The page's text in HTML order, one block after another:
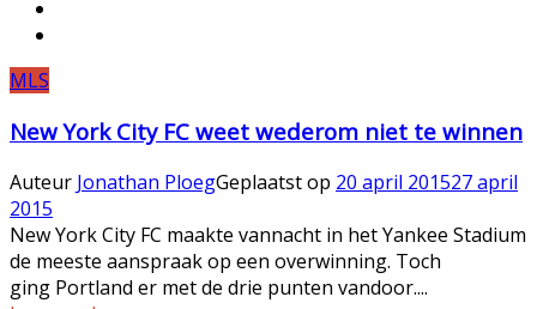
MLS
New York City FC weet wederom niet te winnen
Auteur Jonathan PloegGeplaatst op 20 april 201527 april
2015
New York City FC maakte vannacht in het Yankee Stadium
de meeste aanspraak op een overwinning. Toch
ging Portland er met de drie punten vandoor....